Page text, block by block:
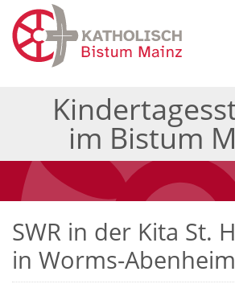
im Bistum
SWR in der Kita St.
in Worms-Abenheim